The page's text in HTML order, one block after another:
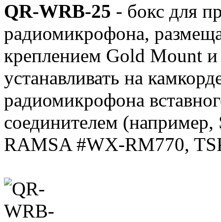
QR-WRB-25 - бокс для
радиомикрофона,
креплением Gold Mount
устанавливать на
радиомикрофона
соединителем
RAMSA #WX-RM770,